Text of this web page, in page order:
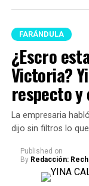
revuelo
Y en este caso,
reacciones y se
en una dinámica
historias de
desde hace
“Lo
sido la
FARÁNDULA
¿Escro
Victoria?
respecto y
La empresaria
dijo sin filtros lo
Published on
By Redacción: